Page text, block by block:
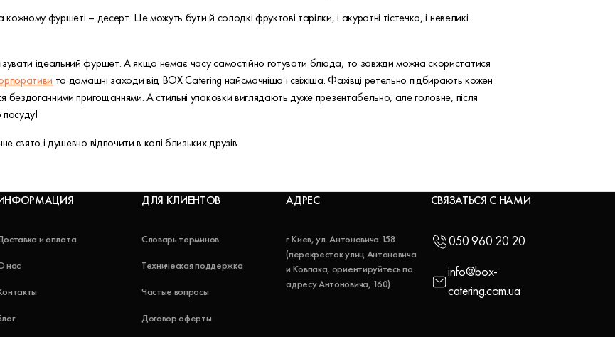
фуршеті – десерт. Це можуть бути й солодкі фруктові тарілки, і акуратні тістечка, і невеликі
ідеальний фуршет. А якщо немає часу самостійно готувати блюда, то завжди можна скористатися
та домашні заходи від BOX Catering найсмачніша і свіжіша. Фахівці ретельно підбирають кожен
бездоганними пригощаннями. А стильні упаковки виглядають дуже презентабельно, але головне, після
посуду!
свято і душевно відпочити в колі близьких друзів.
и оплата
нас
ДЛЯ КЛИЕНТОВ
Словарь терминов
Техническая поддержка
Частые вопросы
Договор оферты
АДРЕС
г. Киев, ул. Антоновича 158
(перекресток улиц Антоновича
и Ковпака, ориентируйтесь по
адресу Антоновича, 160)
СВЯЗАТЬСЯ С НАМИ
050 960 20 20
info@box-
catering.com.ua